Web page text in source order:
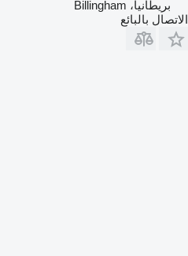
بريطانيا، Billingham
الاتصال بالبائع